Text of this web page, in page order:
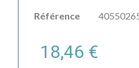
Référence
18,46 €